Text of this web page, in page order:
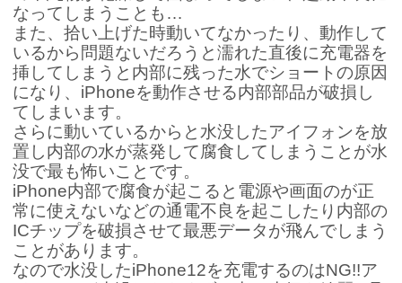
なってしまうことも…
また、拾い上げた時動いてなかったり、動作して
いるから問題ないだろうと濡れた直後に充電器を
挿してしまうと内部に残った水でショートの原因
になり、iPhoneを動作させる内部部品が破損し
てしまいます。
さらに動いているからと水没したアイフォンを放
置し内部の水が蒸発して腐食してしまうことが水
没で最も怖いことです。
iPhone内部で腐食が起こると電源や画面のが正
常に使えないなどの通電不良を起こしたり内部の
ICチップを破損させて最悪データが飛んでしまう
ことがあります。
なので水没したiPhone12を充電するのはNG!!ア